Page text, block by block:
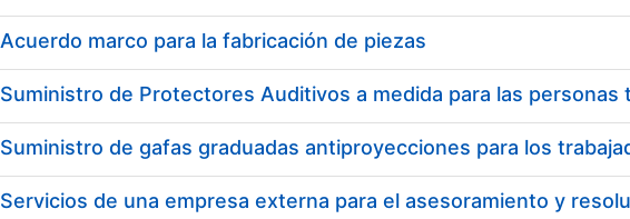
Mostrar/Ocultar
Acuerdo marco para la fabricación de piezas